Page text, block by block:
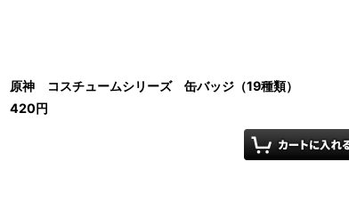
原神 コスチュームシリーズ 缶バッジ（19種類）
420円